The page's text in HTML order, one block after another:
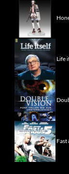
Life
Fast